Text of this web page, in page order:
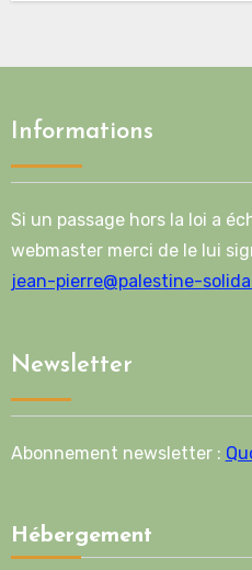
Informations
Si un passage hors la loi a
webmaster merci de le lui
jean-pierre@palestine-
Newsletter
Abonnement newsletter :
Hébergement